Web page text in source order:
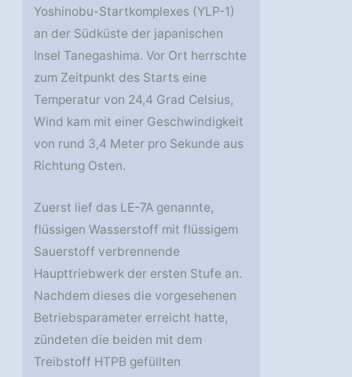
Yoshinobu-Startkomplexes (YLP-1)
an der Südküste der japanischen
Insel Tanegashima. Vor Ort herrschte
zum Zeitpunkt des Starts eine
Temperatur von 24,4 Grad Celsius,
Wind kam mit einer Geschwindigkeit
von rund 3,4 Meter pro Sekunde aus
Richtung Osten.
Zuerst lief das LE-7A genannte,
flüssigen Wasserstoff mit flüssigem
Sauerstoff verbrennende
Haupttriebwerk der ersten Stufe an.
Nachdem dieses die vorgesehenen
Betriebsparameter erreicht hatte,
zündeten die beiden mit dem
Treibstoff HTPB gefüllten